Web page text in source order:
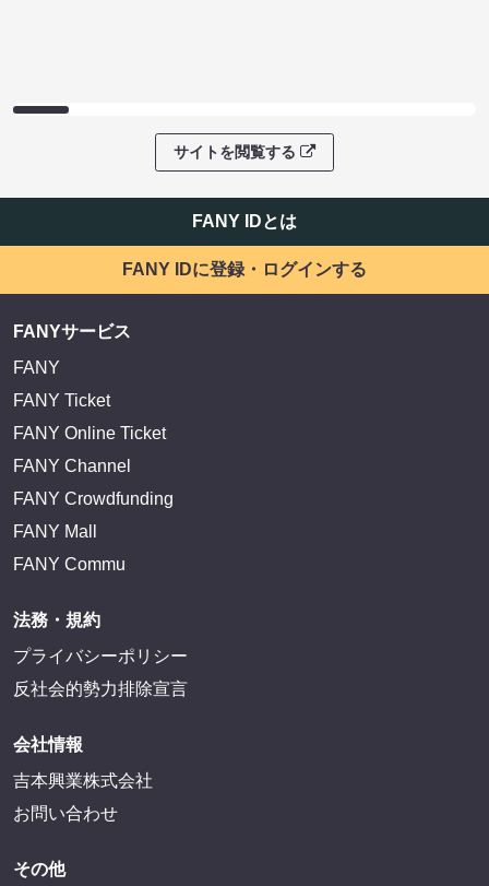
サイトを閲覧する
FANY IDとは
FANY IDに登録・ログインする
FANYサービス
FANY
FANY Ticket
FANY Online Ticket
FANY Channel
FANY Crowdfunding
FANY Mall
FANY Commu
法務・規約
プライバシーポリシー
反社会的勢力排除宣言
会社情報
吉本興業株式会社
お問い合わせ
その他